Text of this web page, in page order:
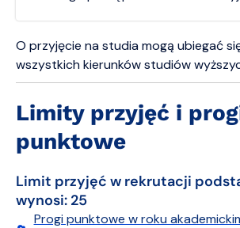
O przyjęcie na studia mogą ubiegać
wszystkich kierunków studiów
Limity przyjęć i
punktowe
Limit przyjęć w rekrutacji
wynosi: 25
Progi punktowe w roku